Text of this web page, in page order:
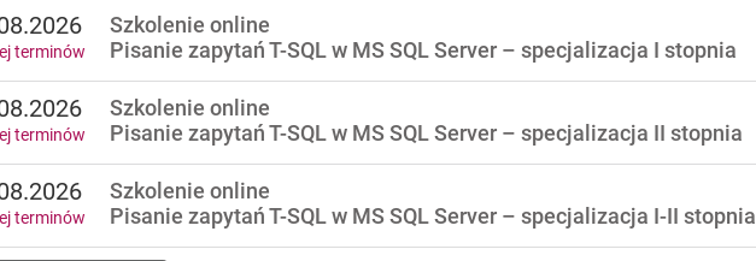
Szkolenie online
Pisanie zapytań T-SQL w MS SQL Server – specjalizacja I stopnia
terminów
Szkolenie online
Pisanie zapytań T-SQL w MS SQL Server – specjalizacja II stopnia
terminów
Szkolenie online
Pisanie zapytań T-SQL w MS SQL Server – specjalizacja I-II stopnia
terminów